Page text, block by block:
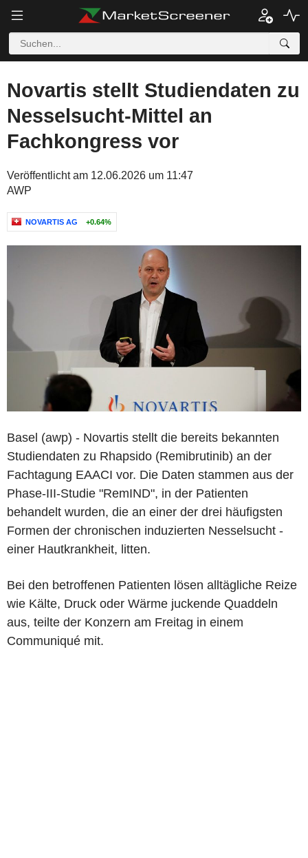
Novartis stellt Studiendaten zu
Nesselsucht-Mittel an
Fachkongress vor
Veröffentlicht am 12.06.2026 um 11:47
AWP
NOVARTIS AG +0.64%
Basel (awp) - Novartis stellt die bereits bekannten
Studiendaten zu Rhapsido (Remibrutinib) an der
Fachtagung EAACI vor. Die Daten stammen aus der
Phase-III-Studie "RemIND", in der Patienten
behandelt wurden, die an einer der drei häufigsten
Formen der chronischen induzierten Nesselsucht -
einer Hautkrankheit, litten.
Bei den betroffenen Patienten lösen alltägliche Reize
wie Kälte, Druck oder Wärme juckende Quaddeln
aus, teilte der Konzern am Freitag in einem
Communiqué mit.